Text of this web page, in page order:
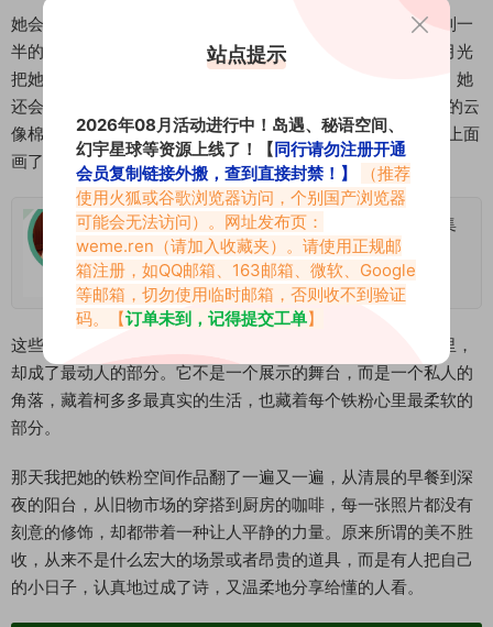
她会在这里拍深夜的阳台：她坐在藤椅上，手里捧着一本翻到一
半的书，脚边放着一杯温好的牛奶，猫趴在她的脚边打盹，月光
把她的影子投在阳台的墙上，和她种的多肉的影子叠在一起。她
还会在这里贴自己的便签：冰箱上贴了一张便签，写着“今天的云
像棉花糖”，旁边是她女儿画的小太阳，还有一张购物清单，上面
画了一个歪歪扭扭的草莓，是她儿子写的“要吃草莓”。
柯多多的小日子铁粉空间圈子专属视图合集
2026-05-31
这些细节，在公开平台上可能不会有人注意，但在铁粉空间里，
却成了最动人的部分。它不是一个展示的舞台，而是一个私人的
角落，藏着柯多多最真实的生活，也藏着每个铁粉心里最柔软的
部分。
那天我把她的铁粉空间作品翻了一遍又一遍，从清晨的早餐到深
夜的阳台，从旧物市场的穿搭到厨房的咖啡，每一张照片都没有
刻意的修饰，却都带着一种让人平静的力量。原来所谓的美不胜
收，从来不是什么宏大的场景或者昂贵的道具，而是有人把自己
的小日子，认真地过成了诗，又温柔地分享给懂的人看。
站点提示
2026年08月活动进行中！岛遇、秘语空间、
幻宇星球等资源上线了！【同行请勿注册开通
会员复制链接外搬，查到直接封禁！】
（推荐
使用火狐或谷歌浏览器访问，个别国产浏览器
可能会无法访问）。网址发布页：
weme.ren （请加入收藏夹）。请使用正规邮
箱注册，如QQ邮箱、163邮箱、微软、Google
等邮箱，切勿使用临时邮箱，否则收不到验证
码。【订单未到，记得提交工单】